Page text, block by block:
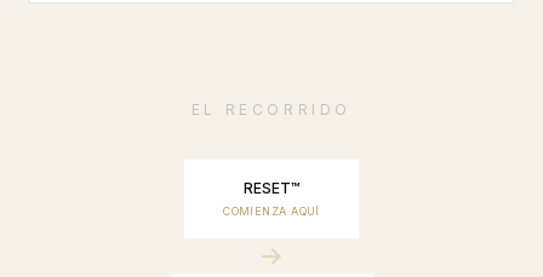
EL RECORRIDO
RESET™
COMIENZA AQUÍ